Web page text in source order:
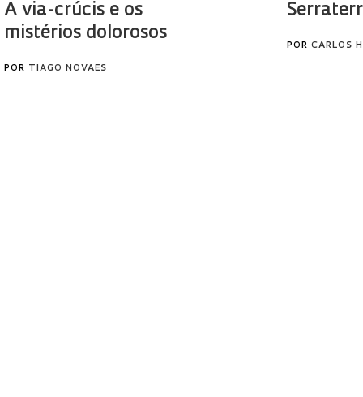
A via-crúcis e os
mistérios dolorosos
POR TIAGO NOVAES
PORCARLOS